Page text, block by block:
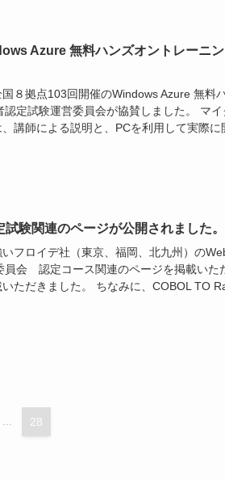
Azure 無料ハンズオントレーニ
８拠点103回開催のWindows Azure 無料
定試験運営委員会が協賛しました。 マイ
講師による説明と、PCを利用して実際に
験関連のページが公開されました。
フロイデ社（東京、福岡、北九州）の
員会 認定コース関連のページを掲載いた
ただきました。 ちなみに、COBOL TO
28